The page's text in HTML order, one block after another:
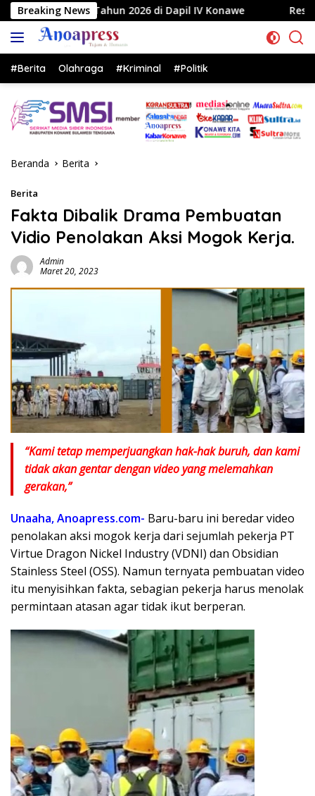
Langsung
ke
konten
Breaking News
2026 di Dapil IV Konawe Reses di Labela, Anggota
#Berita Olahraga #Kriminal #Politik
Beranda Berita
Berita
Fakta Dibalik Drama Pembuatan
Vidio Penolakan Aksi Mogok Kerja.
Admin
Maret 20, 2023
“Kami tetap memperjuangkan hak-hak buruh, dan kami
tidak akan gentar dengan video yang melemahkan
gerakan,”
Unaaha, Anoapress.com- Baru-baru ini beredar video
penolakan aksi mogok kerja dari sejumlah pekerja PT
Virtue Dragon Nickel Industry (VDNI) dan Obsidian
Stainless Steel (OSS). Namun ternyata pembuatan video
itu menyisihkan fakta, sebagian pekerja harus menolak
permintaan atasan agar tidak ikut berperan.